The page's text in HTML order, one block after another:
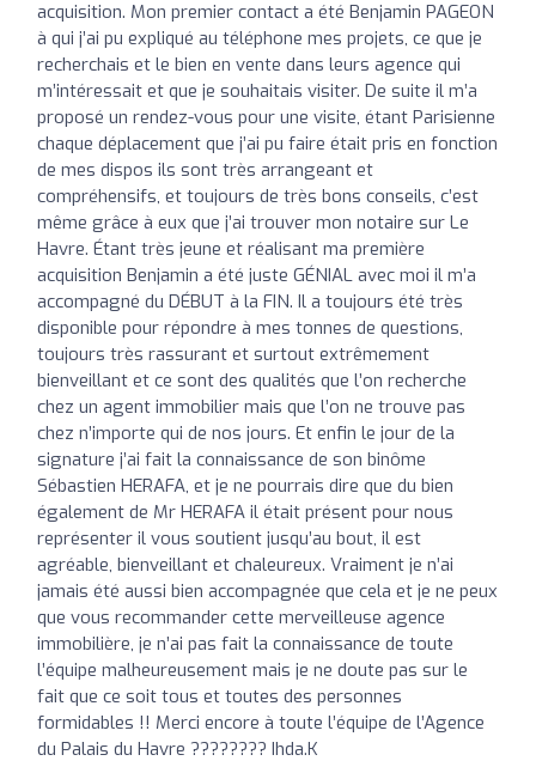
acquisition. Mon premier contact a été Benjamin PAGEON
à qui j’ai pu expliqué au téléphone mes projets, ce que je
recherchais et le bien en vente dans leurs agence qui
m’intéressait et que je souhaitais visiter. De suite il m’a
proposé un rendez-vous pour une visite, étant Parisienne
chaque déplacement que j’ai pu faire était pris en fonction
de mes dispos ils sont très arrangeant et
compréhensifs, et toujours de très bons conseils, c’est
même grâce à eux que j’ai trouver mon notaire sur Le
Havre. Étant très jeune et réalisant ma première
acquisition Benjamin a été juste GÉNIAL avec moi il m’a
accompagné du DÉBUT à la FIN. Il a toujours été très
disponible pour répondre à mes tonnes de questions,
toujours très rassurant et surtout extrêmement
bienveillant et ce sont des qualités que l’on recherche
chez un agent immobilier mais que l’on ne trouve pas
chez n’importe qui de nos jours. Et enfin le jour de la
signature j’ai fait la connaissance de son binôme
Sébastien HERAFA, et je ne pourrais dire que du bien
également de Mr HERAFA il était présent pour nous
représenter il vous soutient jusqu’au bout, il est
agréable, bienveillant et chaleureux. Vraiment je n’ai
jamais été aussi bien accompagnée que cela et je ne peux
que vous recommander cette merveilleuse agence
immobilière, je n’ai pas fait la connaissance de toute
l’équipe malheureusement mais je ne doute pas sur le
fait que ce soit tous et toutes des personnes
formidables !! Merci encore à toute l’équipe de l’Agence
du Palais du Havre ???????? Ihda.K